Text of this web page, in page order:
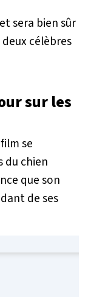
sera bien sûr
célèbres
sur les
se
du chien
que son
de ses